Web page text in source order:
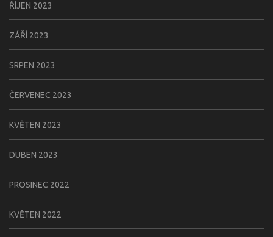
ŘÍJEN 2023
ZÁŘÍ 2023
SRPEN 2023
ČERVENEC 2023
KVĚTEN 2023
DUBEN 2023
PROSINEC 2022
KVĚTEN 2022